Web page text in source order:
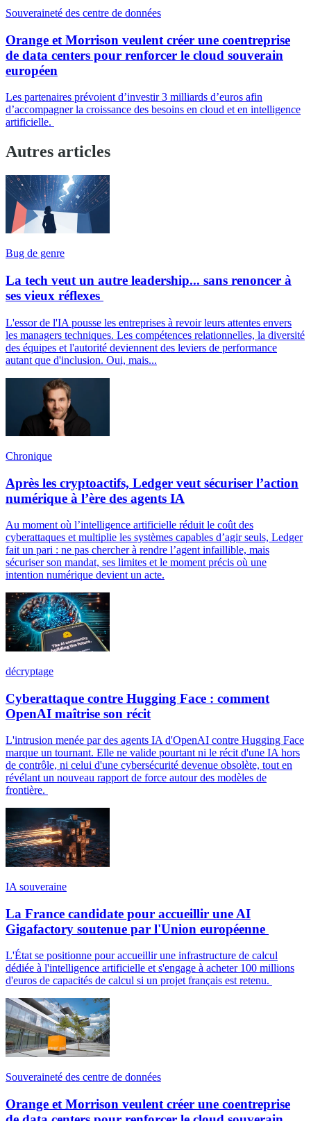
Souveraineté des centre de données
Orange et Morrison veulent créer une coentreprise
de data centers pour renforcer le cloud souverain
européen
Les partenaires prévoient d’investir 3 milliards d’euros afin
d’accompagner la croissance des besoins en cloud et en intelligence
artificielle.
Autres articles
Bug de genre
La tech veut un autre leadership... sans renoncer à
ses vieux réflexes
L'essor de l'IA pousse les entreprises à revoir leurs attentes envers
les managers techniques. Les compétences relationnelles, la diversité
des équipes et l'autorité deviennent des leviers de performance
autant que d'inclusion. Oui, mais...
Chronique
Après les cryptoactifs, Ledger veut sécuriser l’action
numérique à l’ère des agents IA
Au moment où l’intelligence artificielle réduit le coût des
cyberattaques et multiplie les systèmes capables d’agir seuls, Ledger
fait un pari : ne pas chercher à rendre l’agent infaillible, mais
sécuriser son mandat, ses limites et le moment précis où une
intention numérique devient un acte.
décryptage
Cyberattaque contre Hugging Face : comment
OpenAI maîtrise son récit
L'intrusion menée par des agents IA d'OpenAI contre Hugging Face
marque un tournant. Elle ne valide pourtant ni le récit d'une IA hors
de contrôle, ni celui d'une cybersécurité devenue obsolète, tout en
révélant un nouveau rapport de force autour des modèles de
frontière.
IA souveraine
La France candidate pour accueillir une AI
Gigafactory soutenue par l'Union européenne
L'État se positionne pour accueillir une infrastructure de calcul
dédiée à l'intelligence artificielle et s'engage à acheter 100 millions
d'euros de capacités de calcul si un projet français est retenu.
Souveraineté des centre de données
Orange et Morrison veulent créer une coentreprise